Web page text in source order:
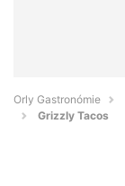
Orly Gastronómie
Grizzly Tacos